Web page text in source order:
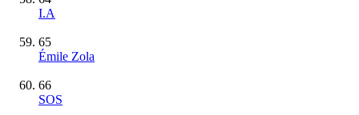
I.A
65
Émile Zola
66
SOS